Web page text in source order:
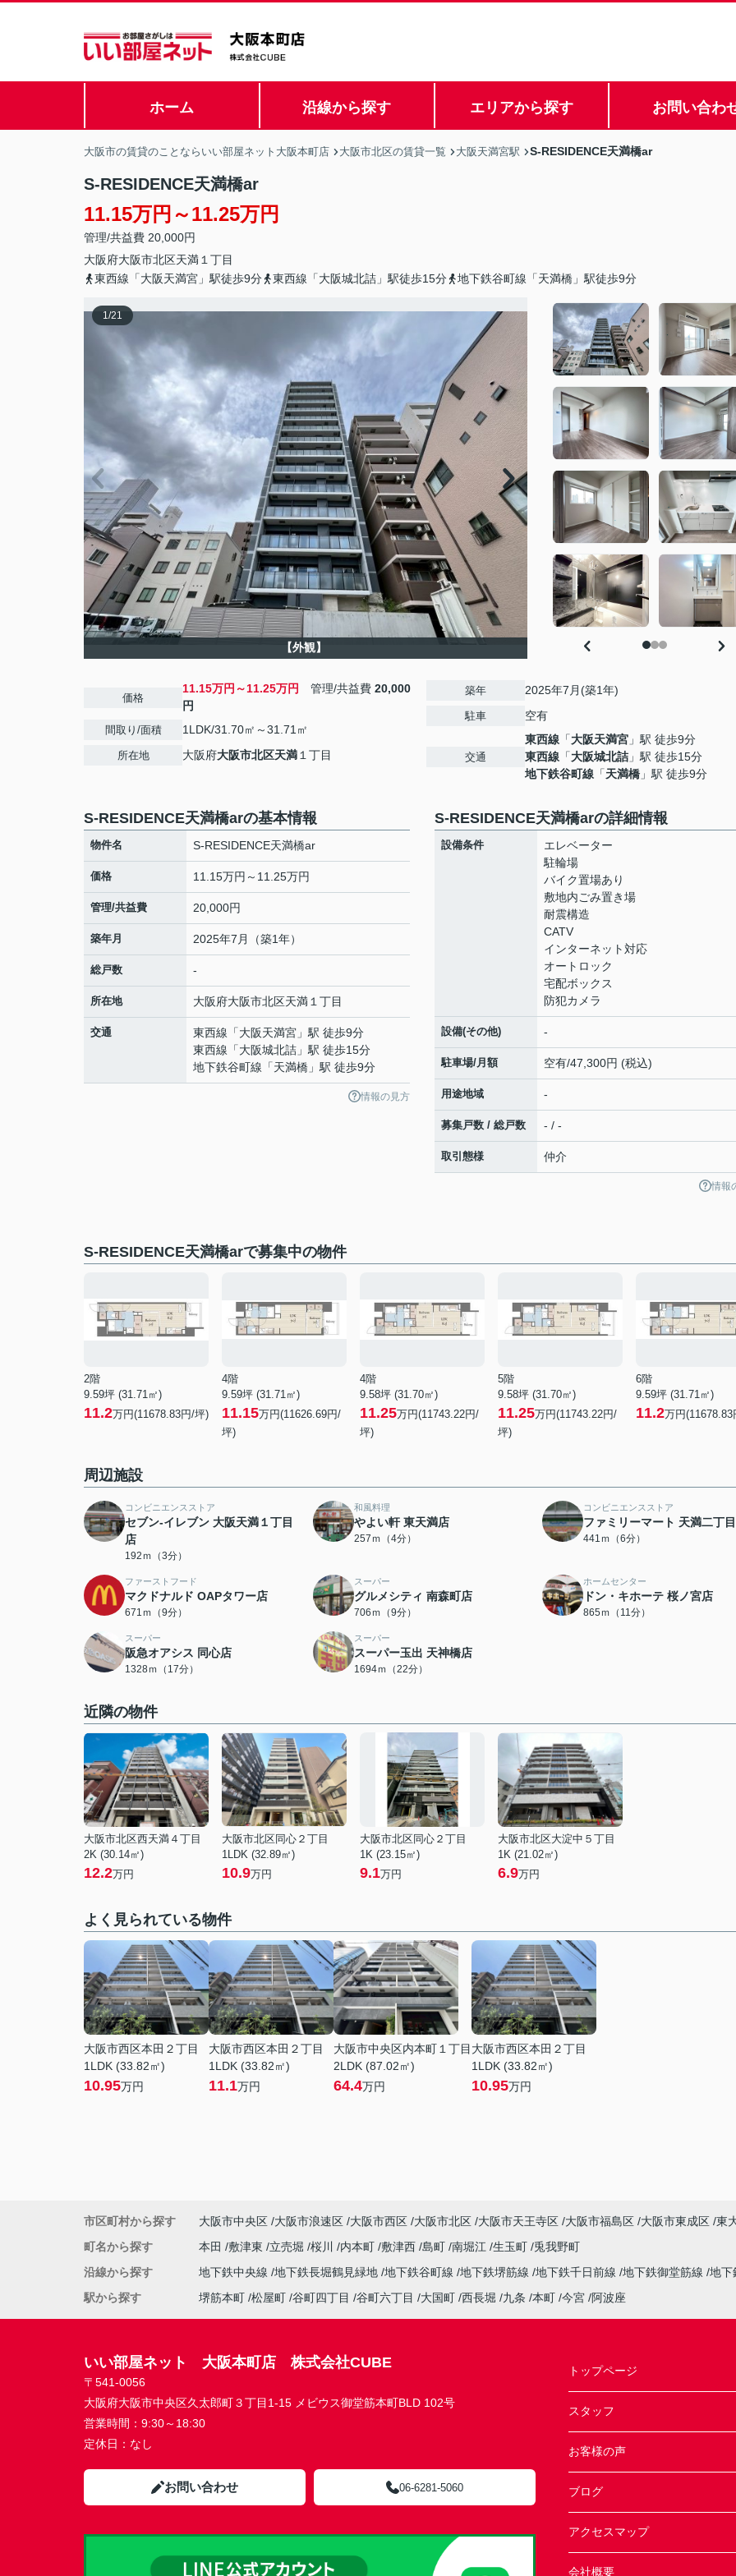
ホーム 沿線から探す エリアから探す お問い合わ
大阪市の賃貸のことならいい部屋ネット大阪本町店 大阪市北区の賃貸一覧 大阪天満宮駅 S-RESIDENCE天満橋ar
S-RESIDENCE天満橋ar
11.15万円～11.25万円
管理/共益費 20,000円
大阪府大阪市北区天満 １丁目
東西線「大阪天満宮」駅徒歩9分
東西線「大阪城北詰」駅徒歩15分 地下鉄谷町線「天満橋」駅徒歩9分
1/21
【外観】
価格
11.15万円～11.25万円 管理/共益費 20,000
円
間取り/面積 1LDK/31.70㎡～31.71㎡
所在地 大阪府大阪市北区天満 １丁目
築年 2025年7月(築1年)
駐車 空有
交通
東西線 「大阪天満宮 」駅 徒歩9分
東西線 「大阪城北詰 」駅 徒歩15分
地下鉄谷町線 「天満橋 」駅 徒歩9分
S-RESIDENCE天満橋arの基本情報
物件名 S-RESIDENCE天満橋ar
価格 11.15万円～11.25万円
管理/共益費 20,000円
築年月 2025年7月（築1年）
総戸数 -
所在地 大阪府大阪市北区天満 １丁目
交通 東西線 「大阪天満宮 」駅 徒歩9分
東西線 「大阪城北詰 」駅 徒歩15分
地下鉄谷町線 「天満橋 」駅 徒歩9分
情報の見方
S-RESIDENCE天満橋arの詳細情報
設備条件
エレベーター
駐輪場
バイク置場あり
敷地内ごみ置き場
耐震構造
CATV
インターネット対応
オートロック
宅配ボックス
防犯カメラ
設備(その他) -
駐車場/月額 空有/47,300円 (税込)
用途地域 -
募集戸数 / 総戸数 - / -
取引態様 仲介
情報
S-RESIDENCE天満橋arで募集中の物件
2階
9.59坪 (31.71㎡)
11.2万円(11678.83円/坪)
4階
9.59坪 (31.71㎡)
11.15万円(11626.69円/
坪)
4階
9.58坪 (31.70㎡)
11.25万円(11743.22円/
坪)
5階
9.58坪 (31.70㎡)
11.25万円(11743.22円/
坪)
6階
9.59坪 (31.71㎡)
11.2万円(11678.83
周辺施設
コンビニエンスストア
セブン-イレブン 大阪天満１丁目
店
192ｍ（3分）
和風料理
やよい軒 東天満店
257ｍ（4分）
コンビニエンスストア
ファミリーマート 天満二丁
441ｍ（6分）
ファーストフード
マクドナルド OAPタワー店
671ｍ（9分）
スーパー
グルメシティ 南森町店
706ｍ（9分）
ホームセンター
ドン・キホーテ 桜ノ宮店
865ｍ（11分）
スーパー
阪急オアシス 同心店
1328ｍ（17分）
スーパー
スーパー玉出 天神橋店
1694ｍ（22分）
近隣の物件
大阪市北区西天満４丁目
2K (30.14㎡)
12.2万円
大阪市北区同心２丁目
1LDK (32.89㎡)
10.9万円
大阪市北区同心２丁目
1K (23.15㎡)
9.1万円
大阪市北区大淀中５丁目
1K (21.02㎡)
6.9万円
よく見られている物件
大阪市西区本田２丁目
1LDK (33.82㎡)
10.95万円
大阪市西区本田２丁目
1LDK (33.82㎡)
11.1万円
大阪市中央区内本町１丁目
2LDK (87.02㎡)
64.4万円
大阪市西区本田２丁目
1LDK (33.82㎡)
10.95万円
市区町村から探す 大阪市中央区 大阪市浪速区 大阪市西区 大阪市北区 大阪市天王寺区 大阪市福島区 大阪市東成区 東
町名から探す
本田 敷津東 立売堀 桜川 内本町 敷津西 島町 南堀江 生玉町 兎我野町
沿線から探す
地下鉄中央線 地下鉄長堀鶴見緑地 地下鉄谷町線 地下鉄堺筋線 地下鉄千日前線 地下鉄御堂筋線 地
駅から探す
堺筋本町 松屋町 谷町四丁目 谷町六丁目 大国町 西長堀 九条 本町 今宮 阿波座
いい部屋ネット 大阪本町店 株式会社CUBE
〒541-0056
大阪府大阪市中央区久太郎町３丁目1-15 メビウス御堂筋本町BLD 102号
営業時間： 9:30～18:30
定休日： なし
お問い合わせ 06-6281-5060
トップページ
スタッフ
お客様の声
ブログ
アクセスマップ
会社概要